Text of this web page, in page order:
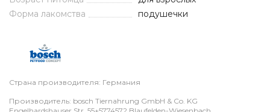
Форма лакомства
подушечки
Страна производителя: Германия
Производитель: bosch Tiernahrung GmbH & Co. KG